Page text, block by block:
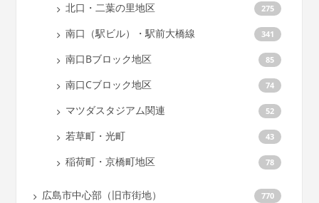
北口・二葉の里地区 275
南口（駅ビル）・駅前大橋線 341
南口Bブロック地区 85
南口Cブロック地区 74
マツダスタジアム関連 52
若草町・光町 43
稲荷町・京橋町地区 78
広島市中心部（旧市街地） 770